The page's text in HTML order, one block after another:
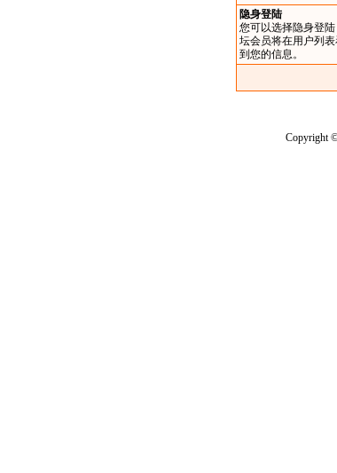
隐身登陆
您可以选择隐身登陆
坛会员将在用户列表
到您的信息。
Copyright